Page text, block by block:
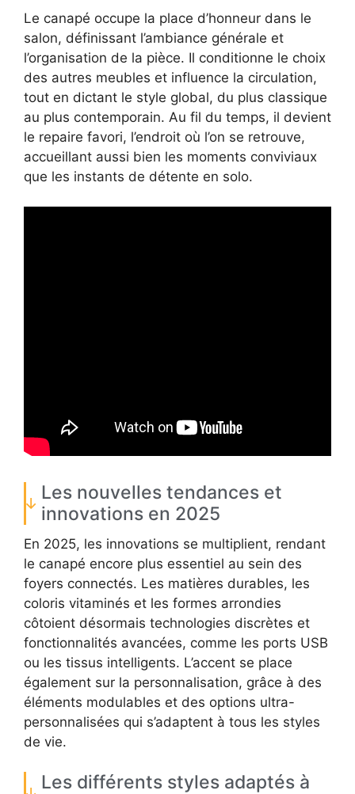
Le canapé occupe la place d’honneur dans le
salon, définissant l’ambiance générale et
l’organisation de la pièce. Il conditionne le choix
des autres meubles et influence la circulation,
tout en dictant le style global, du plus classique
au plus contemporain. Au fil du temps, il devient
le repaire favori, l’endroit où l’on se retrouve,
accueillant aussi bien les moments conviviaux
que les instants de détente en solo.
Les nouvelles tendances et
innovations en 2025
En 2025, les innovations se multiplient, rendant
le canapé encore plus essentiel au sein des
foyers connectés. Les matières durables, les
coloris vitaminés et les formes arrondies
côtoient désormais technologies discrètes et
fonctionnalités avancées, comme les ports USB
ou les tissus intelligents. L’accent se place
également sur la personnalisation, grâce à des
éléments modulables et des options ultra-
personnalisées qui s’adaptent à tous les styles
de vie.
Les différents styles adaptés à